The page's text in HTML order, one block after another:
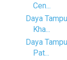
Cen...
Daya
Kha...
Daya
Pat...